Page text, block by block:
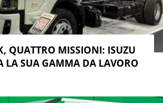
QUATTRO MISSIONI: ISUZU
LA SUA GAMMA DA LAVORO